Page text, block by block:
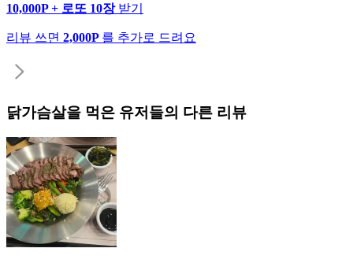
10,000P + 로또 10장 받기
리뷰 쓰면 2,000P 를 추가로 드려요
닭가슴살을 먹은 유저들의 다른 리뷰